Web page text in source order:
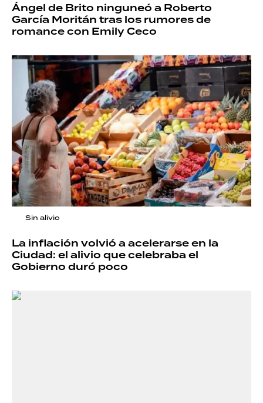
Ángel de Brito ninguneó a Roberto
García Moritán tras los rumores de
romance con Emily Ceco
Sin alivio
La inflación volvió a acelerarse en la
Ciudad: el alivio que celebraba el
Gobierno duró poco